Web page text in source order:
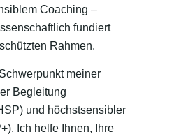
Coaching –
fundiert
Rahmen.
meiner
Begleitung
und höchstsensibler
Ich helfe Ihnen, Ihre